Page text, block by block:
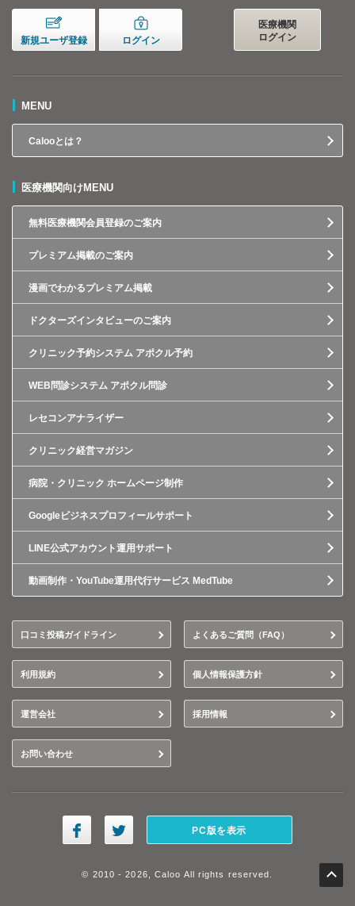
新規ユーザ登録 ログイン
医療機関
ログイン
MENU
Calooとは？
医療機関向けMENU
無料医療機関会員登録のご案内
プレミアム掲載のご案内
漫画でわかるプレミアム掲載
ドクターズインタビューのご案内
クリニック予約システム アポクル予約
WEB問診システム アポクル問診
レセコンアナライザー
クリニック経営マガジン
病院・クリニック ホームページ制作
Googleビジネスプロフィールサポート
LINE公式アカウント運用サポート
動画制作・YouTube運用代行サービス MedTube
口コミ投稿ガイドライン よくあるご質問（FAQ）
利用規約 個人情報保護方針
運営会社 採用情報
お問い合わせ
PC版を表示
© 2010 - 2026, Caloo All rights reserved.